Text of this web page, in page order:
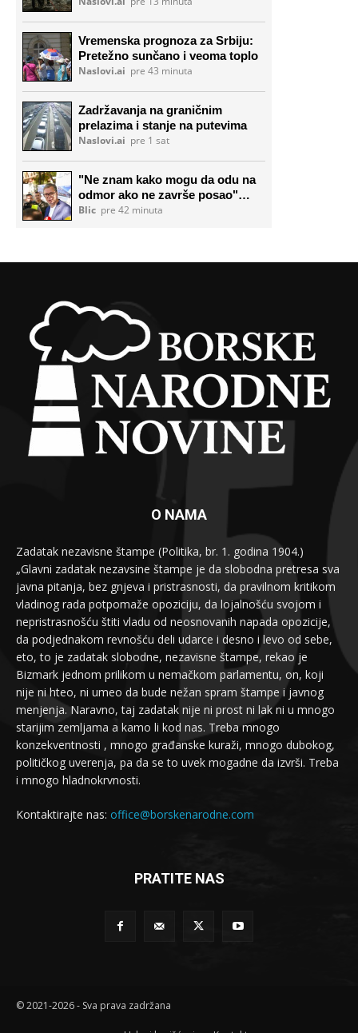
O NAMA
Zadatak nezavisne štampe (Politika, br. 1. godina 1904.)
„Glavni zadatak nezavsine štampe je da slobodna pretresa sva
javna pitanja, bez gnjeva i pristrasnosti, da pravilnom kritikom
vladinog rada potpomaže opoziciju, da lojalnošću svojom i
nepristrasnošću štiti vladu od neosnovanih napada opozicije,
da podjednakom revnošću deli udarce i desno i levo od sebe,
eto, to je zadatak slobodne, nezavisne štampe, rekao je
Bizmark jednom prilikom u nemačkom parlamentu, on, koji
nije ni hteo, ni umeo da bude nežan spram štampe i javnog
menjenja. Naravno, taj zadatak nije ni prost ni lak ni u mnogo
starijim zemljama a kamo li kod nas. Treba mnogo
konzekventnosti , mnogo građanske kuraži, mnogo dubokog,
političkog uverenja, pa da se to uvek mogadne da izvrši. Treba
i mnogo hladnokrvnosti.
Kontaktirajte nas: office@borskenarodne.com
PRATITE NAS
© 2021-2026 - Sva prava zadržana